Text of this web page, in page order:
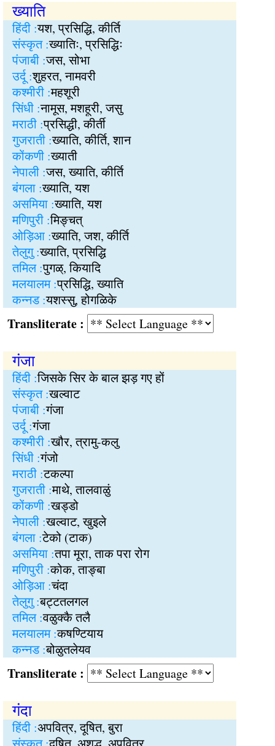
ख्याति
हिंदी :यश, प्रसिद्धि, कीर्ति
संस्कृत :ख्यातिः, प्रसिद्धिः
पंजाबी :जस, सोभा
उर्दू :शुहरत, नामवरी
कश्मीरी :महशूरी
सिंधी :नामूस, मशहूरी, जसु
मराठी :प्रसिद्धी, कीर्ती
गुजराती :ख्याति, कीर्ति, शान
कोंकणी :ख्याती
नेपाली :जस, ख्याति, कीर्ति
बंगला :ख्याति, यश
असमिया :ख्याति, यश
मणिपुरी :मिङ्चत्
ओड़िआ :ख्याति, जश, कीर्ति
तेलुगु :ख्याति, प्रसिद्धि
तमिल :पुगळ्, कियादि
मलयालम :प्रसिद्धि, ख्याति
कन्नड :यशस्सु, होगळिके
:
गंजा
हिंदी :जिसके सिर के बाल झड़ गए हों
संस्कृत :खल्वाट
पंजाबी :गंजा
उर्दू :गंजा
कश्मीरी :खौर, त्रामु-कलु
सिंधी :गंजो
मराठी :टकल्पा
गुजराती :माथे, तालवाळुं
कोंकणी :खड्डो
नेपाली :खल्वाट, खुइले
बंगला :टेको (टाक)
असमिया :तपा मूरा, ताक परा रोग
मणिपुरी :कोक, ताङ्बा
ओड़िआ :चंदा
तेलुगु :बट्टतलगल
तमिल :वळुक्कै तलै
मलयालम :कषण्टियाय
कन्नड :बोळुतलेयव
:
गंदा
हिंदी :अपवित्र, दूषित, बुरा